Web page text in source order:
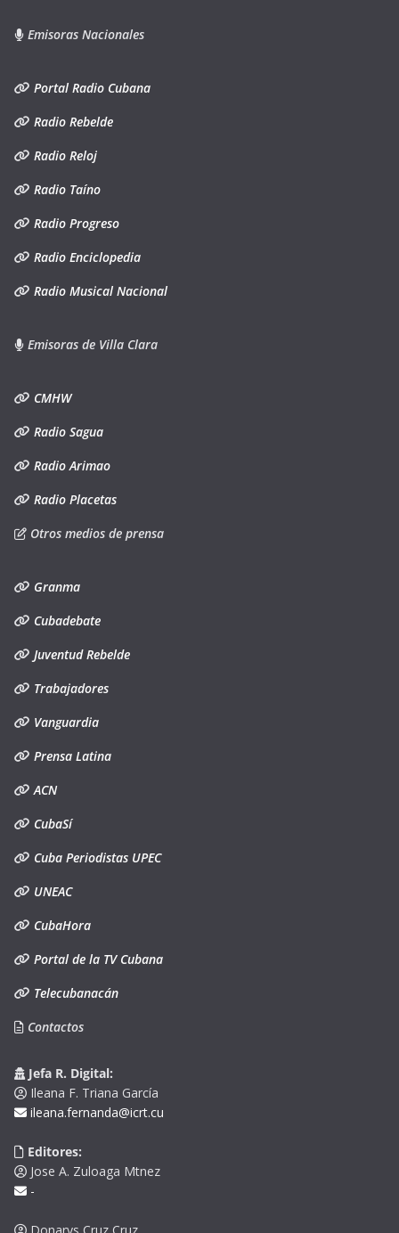
Emisoras Nacionales
Portal Radio Cubana
Radio Rebelde
Radio Reloj
Radio Taíno
Radio Progreso
Radio Enciclopedia
Radio Musical Nacional
Emisoras de Villa Clara
CMHW
Radio Sagua
Radio Arimao
Radio Placetas
Otros medios de prensa
Granma
Cubadebate
Juventud Rebelde
Trabajadores
Vanguardia
Prensa Latina
ACN
CubaSí
Cuba Periodistas UPEC
UNEAC
CubaHora
Portal de la TV Cubana
Telecubanacán
Contactos
Jefa R. Digital:
Ileana F. Triana García
ileana.fernanda@icrt.cu
Editores:
Jose A. Zuloaga Mtnez
-